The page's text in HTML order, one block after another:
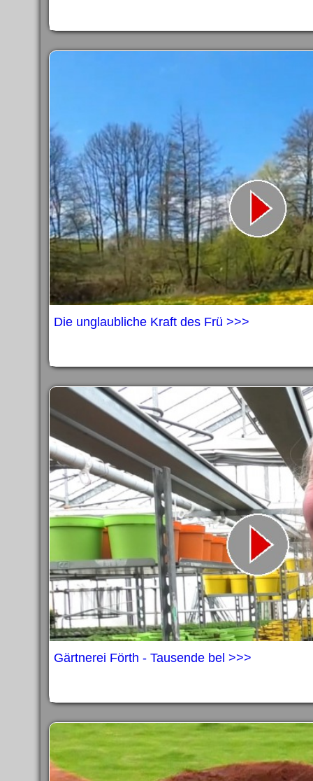
Die unglaubliche Kraft des Frü >>>
Gärtnerei Förth - Tausende bel >>>